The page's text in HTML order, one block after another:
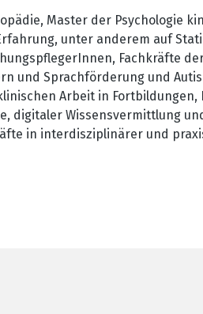
Master der Psychologie
unter anderem auf
Fachkräfte
und Sprachförderung und
Arbeit in Fortbildungen,
digitaler Wissensvermittlung
in interdisziplinärer und